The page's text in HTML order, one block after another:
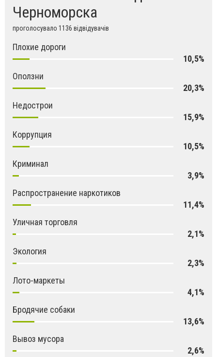
Черноморска
проголосувало 1136 відвідувачів
Плохие дороги
10,5%
Оползни
20,3%
Недострои
15,9%
Коррупция
10,5%
Криминал
3,9%
Распространение наркотиков
11,4%
Уличная торговля
2,1%
Экология
2,3%
Лото-маркеты
4,1%
Бродячие собаки
13,6%
Вывоз мусора
2,6%